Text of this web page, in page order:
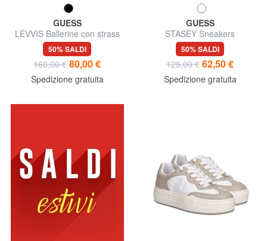
GUESS
LEVVIS Ballerine con strass
50% SALDI
160,00 € 80,00 €
Spedizione gratuita
GUESS
STASEY Sneakers
50% SALDI
125,00 € 62,50 €
Spedizione gratuita